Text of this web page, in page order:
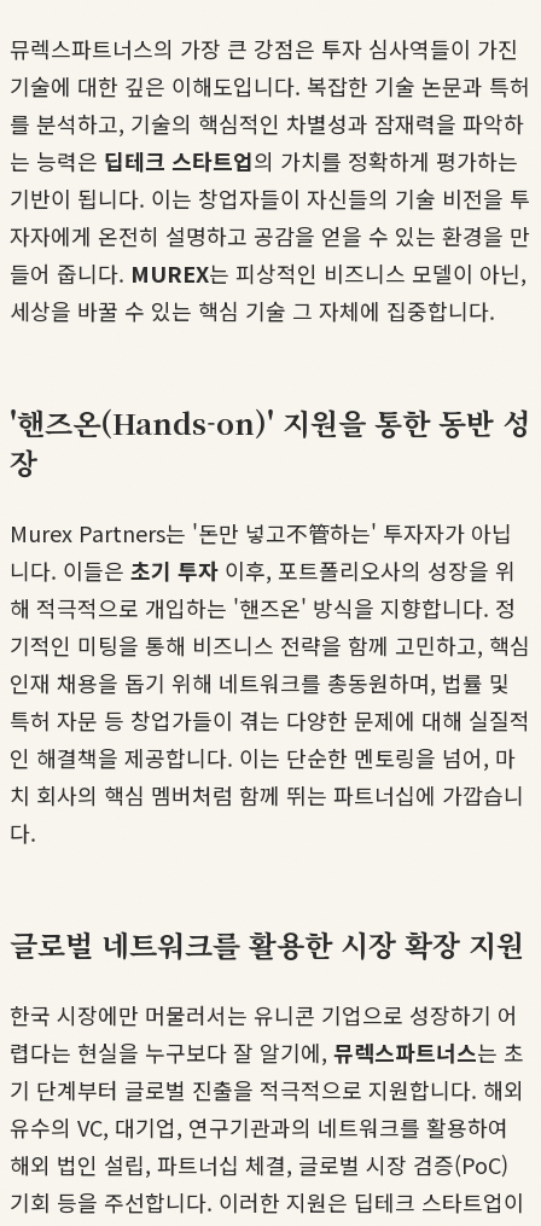
뮤렉스파트너스의 가장 큰 강점은 투자 심사역들이 가진
기술에 대한 깊은 이해도입니다. 복잡한 기술 논문과 특허
를 분석하고, 기술의 핵심적인 차별성과 잠재력을 파악하
는 능력은 딥테크 스타트업의 가치를 정확하게 평가하는
기반이 됩니다. 이는 창업자들이 자신들의 기술 비전을 투
자자에게 온전히 설명하고 공감을 얻을 수 있는 환경을 만
들어 줍니다. MUREX는 피상적인 비즈니스 모델이 아닌,
세상을 바꿀 수 있는 핵심 기술 그 자체에 집중합니다.
'핸즈온(Hands-on)' 지원을 통한 동반 성
장
Murex Partners는 '돈만 넣고不管하는' 투자자가 아닙
니다. 이들은 초기 투자 이후, 포트폴리오사의 성장을 위
해 적극적으로 개입하는 '핸즈온' 방식을 지향합니다. 정
기적인 미팅을 통해 비즈니스 전략을 함께 고민하고, 핵심
인재 채용을 돕기 위해 네트워크를 총동원하며, 법률 및
특허 자문 등 창업가들이 겪는 다양한 문제에 대해 실질적
인 해결책을 제공합니다. 이는 단순한 멘토링을 넘어, 마
치 회사의 핵심 멤버처럼 함께 뛰는 파트너십에 가깝습니
다.
글로벌 네트워크를 활용한 시장 확장 지원
한국 시장에만 머물러서는 유니콘 기업으로 성장하기 어
렵다는 현실을 누구보다 잘 알기에, 뮤렉스파트너스는 초
기 단계부터 글로벌 진출을 적극적으로 지원합니다. 해외
유수의 VC, 대기업, 연구기관과의 네트워크를 활용하여
해외 법인 설립, 파트너십 체결, 글로벌 시장 검증(PoC)
기회 등을 주선합니다. 이러한 지원은 딥테크 스타트업이